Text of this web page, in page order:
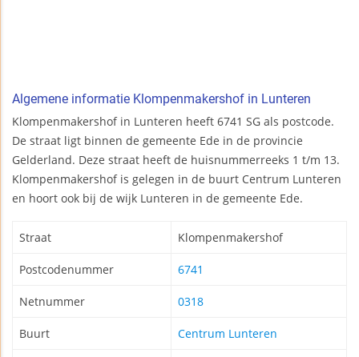
Algemene informatie Klompenmakershof in Lunteren
Klompenmakershof in Lunteren heeft 6741 SG als postcode.
De straat ligt binnen de gemeente Ede in de provincie
Gelderland. Deze straat heeft de huisnummerreeks 1 t/m 13.
Klompenmakershof is gelegen in de buurt Centrum Lunteren
en hoort ook bij de wijk Lunteren in de gemeente Ede.
Straat Klompenmakershof
Postcodenummer 6741
Netnummer 0318
Buurt Centrum Lunteren